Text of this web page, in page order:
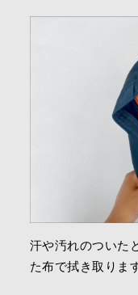
汗や汚れのついた
た布で拭き取りま